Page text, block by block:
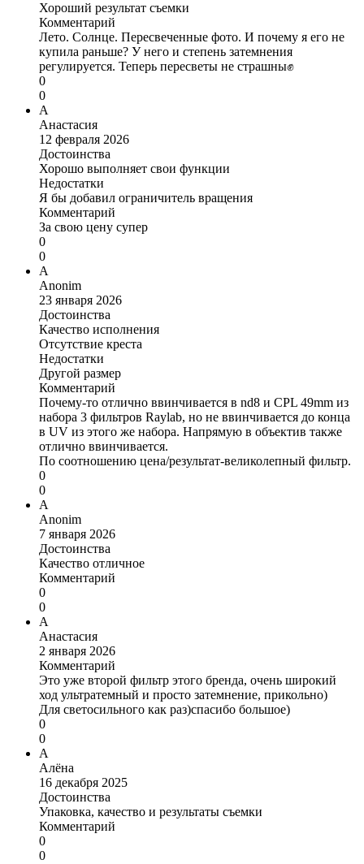
Хороший результат съемки
Комментарий
Лето. Солнце. Пересвеченные фото. И почему я его не
купила раньше? У него и степень затемнения
регулируется. Теперь пересветы не страшны✊
0
0
А
Анастасия
12 февраля 2026
Достоинства
Хорошо выполняет свои функции
Недостатки
Я бы добавил ограничитель вращения
Комментарий
За свою цену супер
0
0
A
Anonim
23 января 2026
Достоинства
Качество исполнения
Отсутствие креста
Недостатки
Другой размер
Комментарий
Почему-то отлично ввинчивается в nd8 и CPL 49mm из
набора 3 фильтров Raylab, но не ввинчивается до конца
в UV из этого же набора. Напрямую в объектив также
отлично ввинчивается.
По соотношению цена/результат-великолепный фильтр.
0
0
A
Anonim
7 января 2026
Достоинства
Качество отличное
Комментарий
0
0
А
Анастасия
2 января 2026
Комментарий
Это уже второй фильтр этого бренда, очень широкий
ход ультратемный и просто затемнение, прикольно)
Для светосильного как раз)спасибо большое)
0
0
А
Алёна
16 декабря 2025
Достоинства
Упаковка, качество и результаты съемки
Комментарий
0
0